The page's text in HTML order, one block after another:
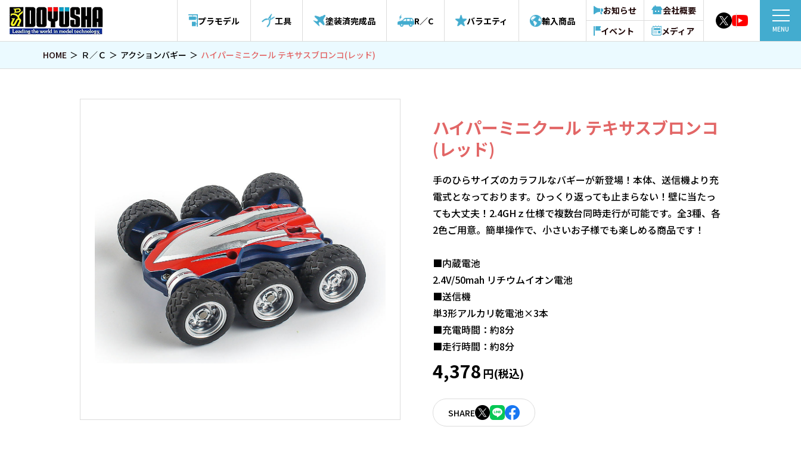
プラモデル 工具 塗装済完成品 R／C バラエティ 輸入商品
お知らせ
イベント
会社概要
メディア
MENU
HOME Ｒ／Ｃ アクションバギー ハイパーミニクール テキサスブロンコ(レッド)
ハイパーミニクール テキサスブロンコ
(レッド)
手のひらサイズのカラフルなバギーが新登場！本体、送信機より充
電式となっております。ひっくり返っても止まらない！壁に当たっ
ても大丈夫！2.4GHｚ仕様で複数台同時走行が可能です。全3種、各
2色ご用意。簡単操作で、小さいお子様でも楽しめる商品です！
■内蔵電池
2.4V/50mah リチウムイオン電池
■送信機
単3形アルカリ乾電池×3本
■充電時間：約8分
■走行時間：約8分
4,378円(税込)
SHARE